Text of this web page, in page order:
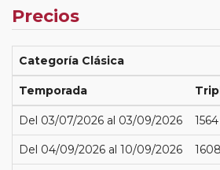
Precios
Categoría Clásica
Temporada
Del 03/07/2026 al 03/09/2026
Del 04/09/2026 al 10/09/2026